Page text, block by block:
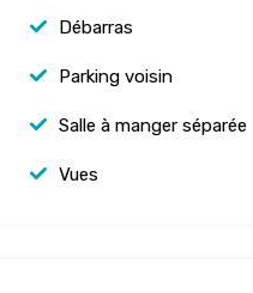
Débarras
Parking voisin
Salle à manger séparée
Vues